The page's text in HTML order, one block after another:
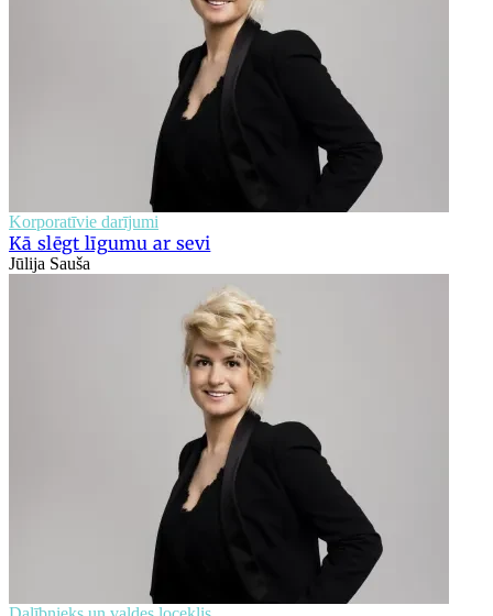
Korporatīvie darījumi
Kā slēgt līgumu ar sevi
Jūlija Sauša